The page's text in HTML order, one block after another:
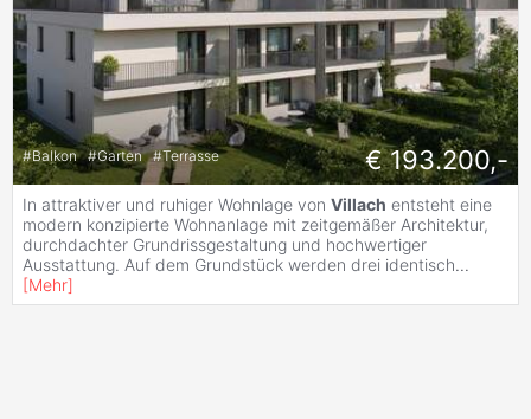
#Balkon #Garten #Terrasse € 193.200,-
In attraktiver und ruhiger Wohnlage von Villach entsteht eine
modern konzipierte Wohnanlage mit zeitgemäßer Architektur,
durchdachter Grundrissgestaltung und hochwertiger
Ausstattung. Auf dem Grundstück werden drei identisch...
[Mehr]